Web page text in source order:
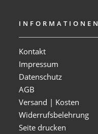
INFORMATIONEN
Kontakt
Impressum
Datenschutz
AGB
Versand | Kosten
Widerrufsbelehrung
Seite drucken